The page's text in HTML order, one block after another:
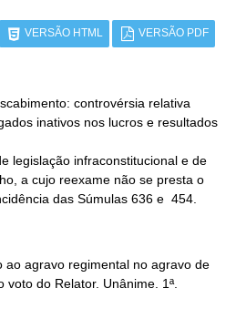
VERSÃO HTML VERSÃO PDF
controvérsia relativa
incidência das Súmulas 636 e  454.
ao agravo regimental no agravo de
voto do Relator. Unânime. 1ª.